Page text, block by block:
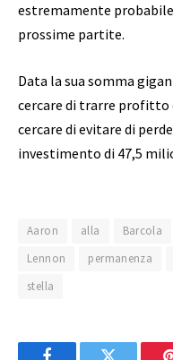
estremamente
prossime partite.
Data la sua somma
cercare di trarre profitto
cercare di evitare di
investimento di 47,5
Aaron alla Barcola
Lennon
permanenza
stella